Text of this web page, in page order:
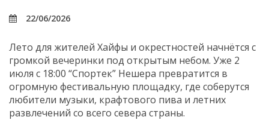
22/06/2026
Лето для жителей Хайфы и окрестностей начнётся с
громкой вечеринки под открытым небом. Уже 2
июля c 18:00 “Спортек” Нешера превратится в
огромную фестивальную площадку, где соберутся
любители музыки, крафтового пива и летних
развлечений со всего севера страны.